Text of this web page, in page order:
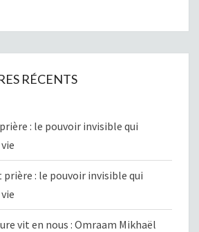
RÉCENTS
: le pouvoir invisible qui
prière : le pouvoir invisible qui
vit en nous : Omraam Mikhaël